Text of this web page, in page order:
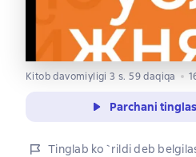
Kitob davomiyligi 3 s. 59 daqiqa
Parchani
Tinglab ko`rildi deb